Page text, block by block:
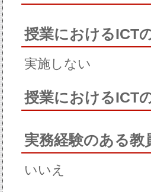
授業におけるICT
実施しない
授業におけるICT
実務経験のある教
いいえ